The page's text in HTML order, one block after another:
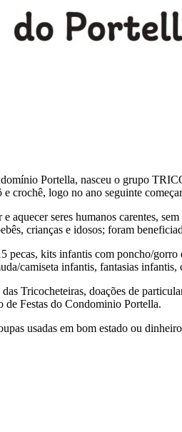
Portella, nasceu o grupo
crochê, logo no ano seguinte
aquecer seres humanos carentes,
crianças e idosos; foram
pecas, kits infantis com poncho/
camiseta infantis, fantasias infantis,
Tricocheteiras, doações de
de Festas do Condominio Portella.
usadas em bom estado ou